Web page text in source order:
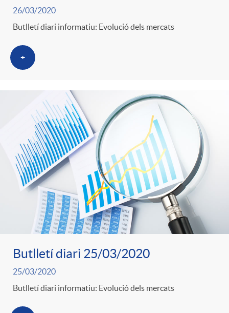
26/03/2020
Butlletí diari informatiu: Evolució dels mercats
+
Butlletí diari 25/03/2020
25/03/2020
Butlletí diari informatiu: Evolució dels mercats